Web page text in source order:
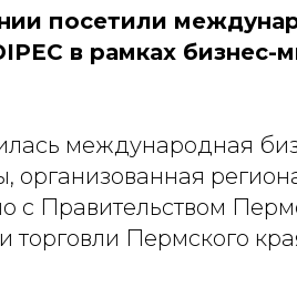
посетили
в рамках бизнес-
международная
организованная
с Правительством
Пермского